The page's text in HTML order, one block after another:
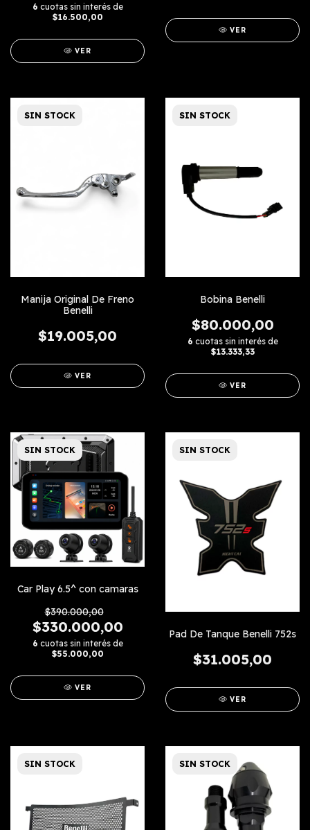
6 cuotas sin interés de
$16.500,00
VER
VER
SIN STOCK
Manija Original De Freno
Benelli
$19.005,00
VER
SIN STOCK
Bobina Benelli
$80.000,00
6 cuotas sin interés de
$13.333,33
VER
SIN STOCK
Car Play 6.5^ con camaras
$390.000,00
$330.000,00
6 cuotas sin interés de
$55.000,00
VER
SIN STOCK
Pad De Tanque Benelli 752s
$31.005,00
VER
SIN STOCK SIN STOCK